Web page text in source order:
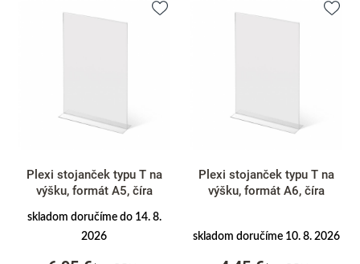
Plexi stojanček typu T na
výšku, formát A5, číra
skladom doručíme do 14. 8.
2026
Plexi stojanček typu T na
výšku, formát A6, číra
skladom doručíme 10. 8. 2026